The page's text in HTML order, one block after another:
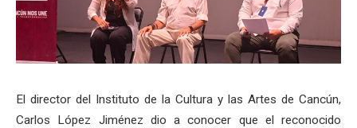
El director del Instituto de la Cultura y las Artes de Cancún,
Carlos López Jiménez dio a conocer que el reconocido